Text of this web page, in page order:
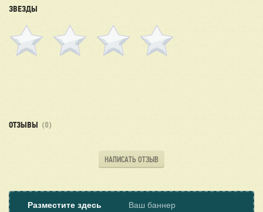
ЗВЕЗДЫ
ОТЗЫВЫ (0)
НАПИСАТЬ ОТЗЫВ
Разместите здесь
Ваш баннер